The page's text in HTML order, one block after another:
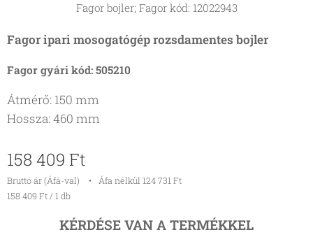
Fagor bojler; Fagor kód: 12022943
Fagor ipari mosogatógép rozsdamentes bojler
Fagor gyári kód: 505210
Átmérő: 150 mm
Hossza: 460 mm
158 409 Ft
Bruttó ár (Áfá-val)
Áfa nélkül 124 731 Ft
158 409 Ft / 1 db
KÉRDÉSE VAN A TERMÉKKEL